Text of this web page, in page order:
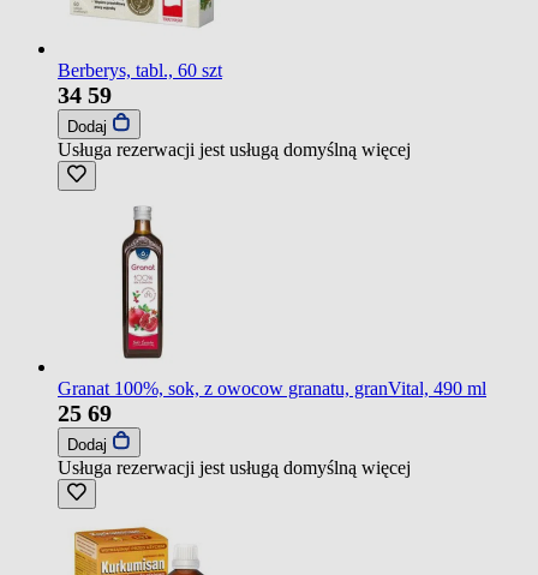
Berberys, tabl., 60 szt
34 59
Dodaj
Usługa rezerwacji jest usługą domyślną więcej
Granat 100%, sok, z owocow granatu, granVital, 490 ml
25 69
Dodaj
Usługa rezerwacji jest usługą domyślną więcej